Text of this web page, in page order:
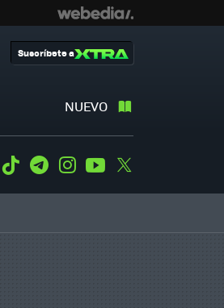
NUEVO
Suscríbete a
WhatsApp
Tiktok TelegramInstagramYoutube